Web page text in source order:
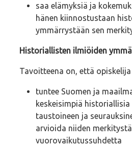
saa elämyksiä ja
hänen kiinnostustaan
ymmärrystään sen
Historiallisten ilmiöiden
Tavoitteena on, että opiskelija
tuntee Suomen ja
keskeisimpiä historiallisia
taustoineen ja
arvioida niiden
vuorovaikutussuhdetta